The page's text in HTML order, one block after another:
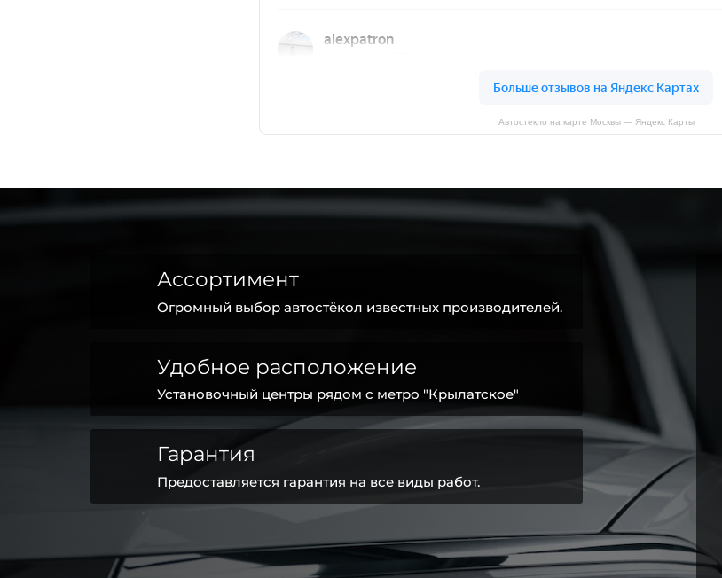
Автостекло на карте Москвы — Яндекс Карты
Ассортимент
Огромный выбор автостёкол известных производителей.
Удобное расположение
Установочный центры рядом с метро "Крылатское"
Гарантия
Предоставляется гарантия на все виды работ.